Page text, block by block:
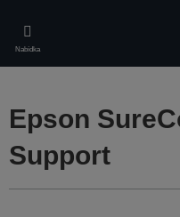
main
content
Nabídka
Epson
Support